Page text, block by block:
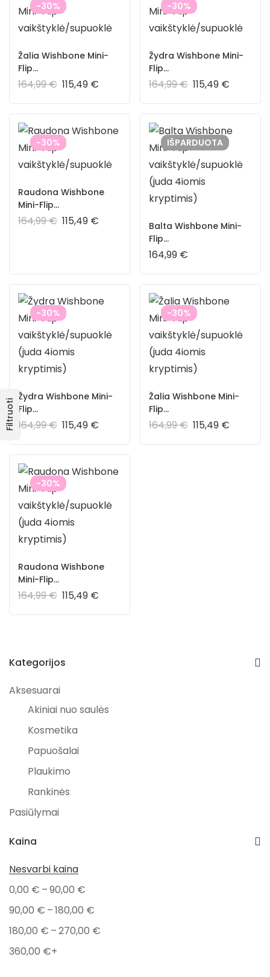
Kategorijos
Aksesuarai
Akiniai nuo saulės
Kosmetika
Papuošalai
Plaukimo
Rankinės
Pasiūlymai
Kūdikiams
Valgymui
Maudynėms
Aksesuarai
Vokai
Kaina
Nesvarbi kaina
0,00 € –90,00 €
90,00 € –180,00 €
180,00 € –270,00 €
360,00 €+
Filtruoti
-30%
Žalia Wishbone Mini-
Flip
vaikštyklė/supuoklė
164,99€ 115,49 €
-30%
Žydra Wishbone Mini-
Flip
vaikštyklė/supuoklė
164,99€ 115,49 €
-30%
Raudona Wishbone
Mini-Flip
vaikštyklė/supuoklė
164,99€ 115,49 €
IŠPARDUOTA
Balta Wishbone Mini-
Flip
vaikštyklė/supuoklė
164,99 €
-30%
Žydra Wishbone Mini-
Flip
vaikštyklė/supuoklė
164,99€ 115,49 €
-30%
Žalia Wishbone Mini-
Flip
vaikštyklė/supuoklė
164,99€ 115,49 €
-30%
Raudona Wishbone
Mini-Flip
vaikštyklė/supuoklė
164,99€ 115,49 €